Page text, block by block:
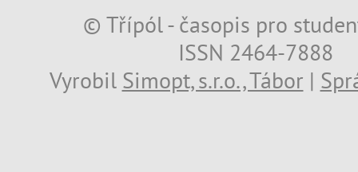
© Třípól - časopis pro
ISSN 2464-7888
Vyrobil Simopt, s.r.o., Tábor |